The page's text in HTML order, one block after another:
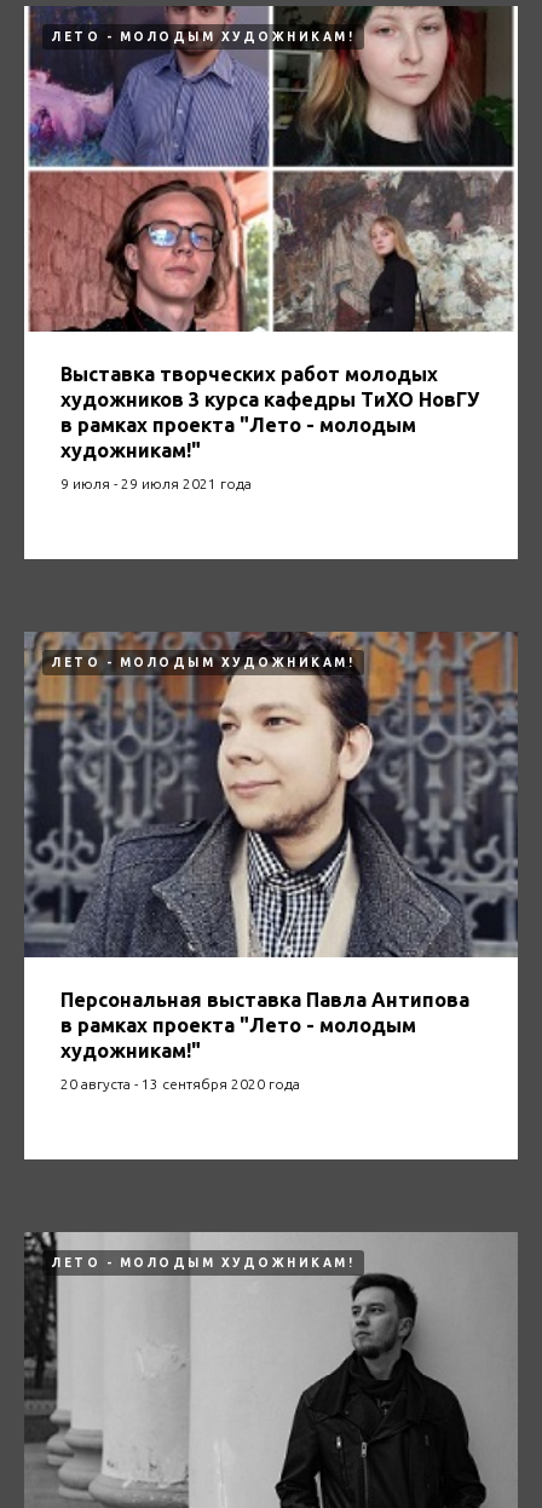
ЛЕТО - МОЛОДЫМ ХУДОЖНИКАМ!
Выставка творческих работ молодых
художников 3 курса кафедры ТиХО НовГУ
в рамках проекта "Лето - молодым
художникам!"
9 июля - 29 июля 2021 года
ЛЕТО - МОЛОДЫМ ХУДОЖНИКАМ!
Персональная выставка Павла Антипова
в рамках проекта "Лето - молодым
художникам!"
20 августа - 13 сентября 2020 года
ЛЕТО - МОЛОДЫМ ХУДОЖНИКАМ!